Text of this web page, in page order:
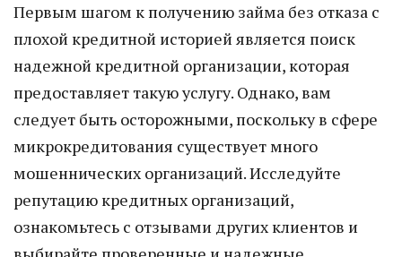
Первым шагом к получению займа без отказа с
плохой кредитной историей является поиск
надежной кредитной организации, которая
предоставляет такую услугу. Однако, вам
следует быть осторожными, поскольку в сфере
микрокредитования существует много
мошеннических организаций. Исследуйте
репутацию кредитных организаций,
ознакомьтесь с отзывами других клиентов и